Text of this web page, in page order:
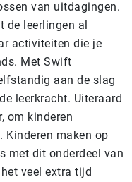
van uitdagingen.
de leerlingen al
activiteiten die je
Met Swift
aan de slag
leerkracht. Uiteraard
om kinderen
Kinderen maken op
met dit onderdeel van
veel extra tijd